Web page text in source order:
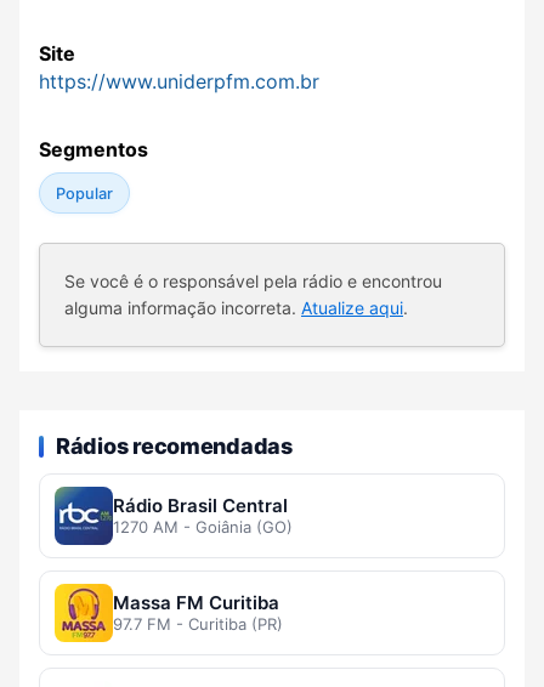
Site
https://www.uniderpfm.com.br
Segmentos
Popular
Se você é o responsável pela rádio e encontrou
alguma informação incorreta. Atualize aqui.
Rádios recomendadas
Rádio Brasil Central
1270 AM - Goiânia (GO)
Massa FM Curitiba
97.7 FM - Curitiba (PR)